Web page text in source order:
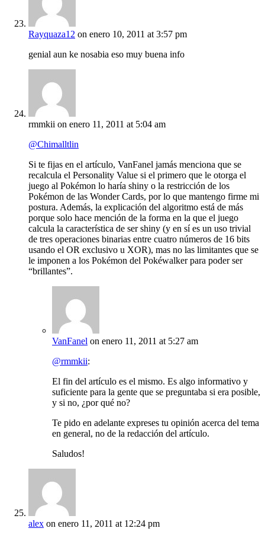
Rayquaza12 on enero 10, 2011 at 3:57 pm
genial aun ke nosabia eso muy buena info
rmmkii on enero 11, 2011 at 5:04 am
@Chimalltlin
Si te fijas en el artículo, VanFanel jamás menciona que se
recalcula el Personality Value si el primero que le otorga el
juego al Pokémon lo haría shiny o la restricción de los
Pokémon de las Wonder Cards, por lo que mantengo firme mi
postura. Además, la explicación del algoritmo está de más
porque solo hace mención de la forma en la que el juego
calcula la característica de ser shiny (y en sí es un uso trivial
de tres operaciones binarias entre cuatro números de 16 bits
usando el OR exclusivo u XOR), mas no las limitantes que se
le imponen a los Pokémon del Pokéwalker para poder ser
“brillantes”.
VanFanel on enero 11, 2011 at 5:27 am
@rmmkii:
El fin del artículo es el mismo. Es algo informativo y
suficiente para la gente que se preguntaba si era posible,
y si no, ¿por qué no?
Te pido en adelante expreses tu opinión acerca del tema
en general, no de la redacción del artículo.
Saludos!
alex on enero 11, 2011 at 12:24 pm